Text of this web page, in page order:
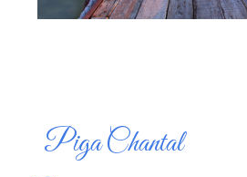
Piga Chantal